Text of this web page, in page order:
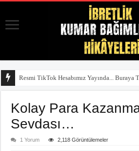
Resmi TikTok Hesabımız Yayında... Buraya
Kolay Para
Sevdası…
1 Yorum 2,118 Görüntülemeler